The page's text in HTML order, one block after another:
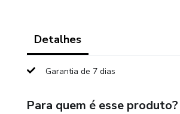
Detalhes
Garantia de 7 dias
Para quem é esse produto?